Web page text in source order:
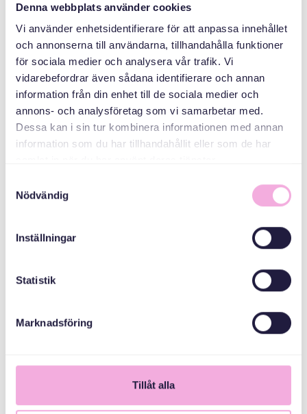
Denna webbplats använder cookies
Vi använder enhetsidentifierare för att anpassa innehållet
och annonserna till användarna, tillhandahålla funktioner
för sociala medier och analysera vår trafik. Vi
vidarebefordrar även sådana identifierare och annan
information från din enhet till de sociala medier och
annons- och analysföretag som vi samarbetar med.
Dessa kan i sin tur kombinera informationen med annan
information som du har tillhandahållit eller som de har
Nödvändig
Inställningar
Statistik
Marknadsföring
Tillåt alla
ዓመታዊ ጸብጻብ 2020
ፒዲኤፍ ኣንብብ